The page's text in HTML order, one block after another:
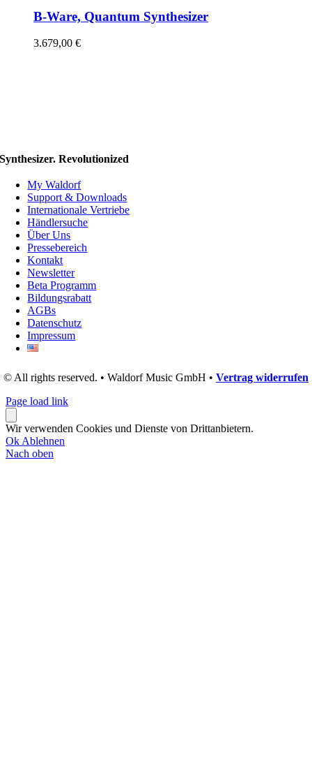
B-Ware, Quantum Synthesizer
3.679,00 €
Synthesizer. Revolutionized
My Waldorf
Support & Downloads
Internationale Vertriebe
Händlersuche
Über Uns
Pressebereich
Kontakt
Newsletter
Beta Programm
Bildungsrabatt
AGBs
Datenschutz
Impressum
© All rights reserved. • Waldorf Music GmbH • Vertrag widerrufen
Page load link
Wir verwenden Cookies und Dienste von Drittanbietern.
Ok Ablehnen
Nach oben